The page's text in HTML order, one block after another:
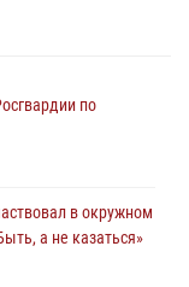
по
в окружном
а не казаться»